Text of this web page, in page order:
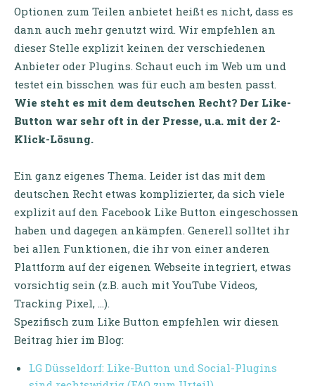
Optionen zum Teilen anbietet heißt es nicht, dass es
dann auch mehr genutzt wird. Wir empfehlen an
dieser Stelle explizit keinen der verschiedenen
Anbieter oder Plugins. Schaut euch im Web um und
testet ein bisschen was für euch am besten passt.
Wie steht es mit dem deutschen Recht? Der Like-
Button war sehr oft in der Presse, u.a. mit der 2-
Klick-Lösung.
Ein ganz eigenes Thema. Leider ist das mit dem
deutschen Recht etwas komplizierter, da sich viele
explizit auf den Facebook Like Button eingeschossen
haben und dagegen ankämpfen. Generell solltet ihr
bei allen Funktionen, die ihr von einer anderen
Plattform auf der eigenen Webseite integriert, etwas
vorsichtig sein (z.B. auch mit YouTube Videos,
Tracking Pixel, …).
Spezifisch zum Like Button empfehlen wir diesen
Beitrag hier im Blog:
LG Düsseldorf: Like-Button und Social-Plugins